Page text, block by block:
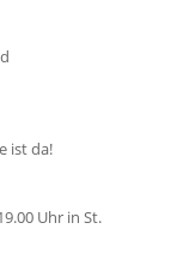
ist da!
Uhr in St.